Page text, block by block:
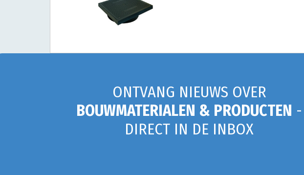
ONTVANG NIEUWS OVER
BOUWMATERIALEN & PRODUCTEN -
DIRECT IN DE INBOX